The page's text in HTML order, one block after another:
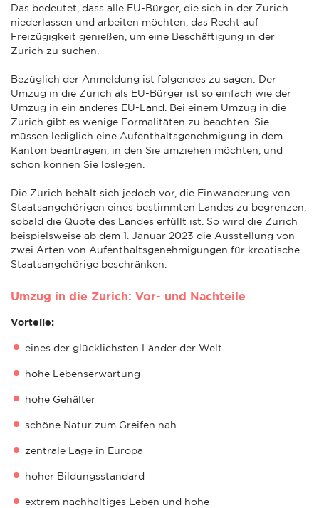
Das bedeutet, dass alle EU-Bürger, die sich in der Zurich
niederlassen und arbeiten möchten, das Recht auf
Freizügigkeit genießen, um eine Beschäftigung in der
Zurich zu suchen.
Bezüglich der Anmeldung ist folgendes zu sagen: Der
Umzug in die Zurich als EU-Bürger ist so einfach wie der
Umzug in ein anderes EU-Land. Bei einem Umzug in die
Zurich gibt es wenige Formalitäten zu beachten. Sie
müssen lediglich eine Aufenthaltsgenehmigung in dem
Kanton beantragen, in den Sie umziehen möchten, und
schon können Sie loslegen.
Die Zurich behält sich jedoch vor, die Einwanderung von
Staatsangehörigen eines bestimmten Landes zu begrenzen,
sobald die Quote des Landes erfüllt ist. So wird die Zurich
beispielsweise ab dem 1. Januar 2023 die Ausstellung von
zwei Arten von Aufenthaltsgenehmigungen für kroatische
Staatsangehörige beschränken.
Umzug in die Zurich: Vor- und Nachteile
Vorteile:
eines der glücklichsten Länder der Welt
hohe Lebenserwartung
hohe Gehälter
schöne Natur zum Greifen nah
zentrale Lage in Europa
hoher Bildungsstandard
extrem nachhaltiges Leben und hohe